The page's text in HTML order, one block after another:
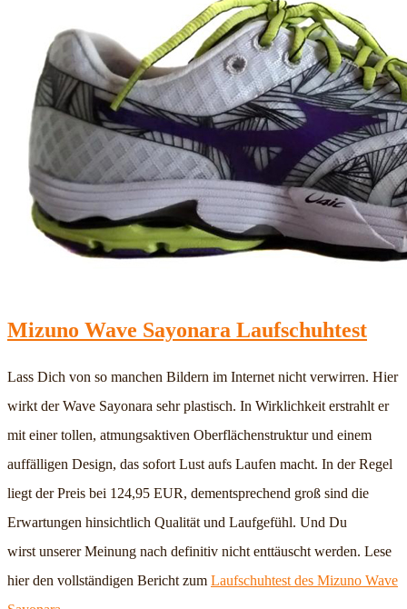
Mizuno Wave Sayonara Laufschuhtest
Lass Dich von so manchen Bildern im Internet nicht verwirren. Hier
wirkt der Wave Sayonara sehr plastisch. In Wirklichkeit erstrahlt er
mit einer tollen, atmungsaktiven Oberflächenstruktur und einem
auffälligen Design, das sofort Lust aufs Laufen macht. In der Regel
liegt der Preis bei 124,95 EUR, dementsprechend groß sind die
Erwartungen hinsichtlich Qualität und Laufgefühl. Und Du
wirst unserer Meinung nach definitiv nicht enttäuscht werden. Lese
hier den vollständigen Bericht zum Laufschuhtest des Mizuno Wave